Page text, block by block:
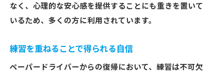
なく、心理的な安心感を提供することにも重きを置いて
いるため、多くの方に利用されています。
練習を重ねることで得られる自信
ペーパードライバーからの復帰において、練習は不可欠